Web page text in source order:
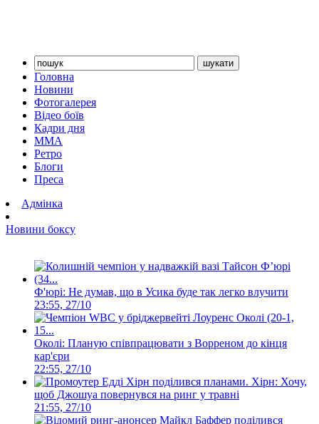
Головна
Новини
Фотогалерея
Відео боїв
Кадри дня
ММА
Ретро
Блоги
Преса
Адмінка
Новини боксу
Ф'юрі: Не думав, що в Усика буде так легко влучити
23:55, 27/10
Околі: Планую співпрацювати з Ворреном до кінця
кар'єри
22:55, 27/10
Хірн: Хочу,
щоб Джошуа повернувся на ринг у травні
21:55, 27/10